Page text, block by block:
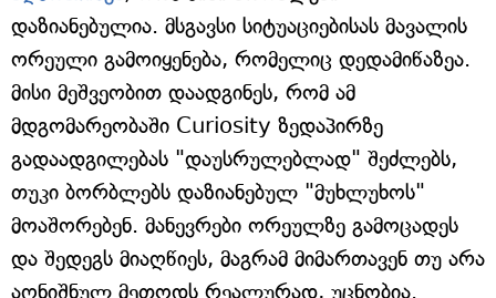
დაზიანებულია. მსგავსი სიტუაციებისას მავალის
ორეული გამოიყენება, რომელიც დედამიწაზეა.
მისი მეშვეობით დაადგინეს, რომ ამ
მდგომარეობაში Curiosity ზედაპირზე
გადაადგილებას "დაუსრულებლად" შეძლებს,
თუკი ბორბლებს დაზიანებულ "მუხლუხოს"
მოაშორებენ. მანევრები ორეულზე გამოცადეს
და შედეგს მიაღწიეს, მაგრამ მიმართავენ თუ არა
აღნიშნულ მეთოდს რეალურად, უცნობია.